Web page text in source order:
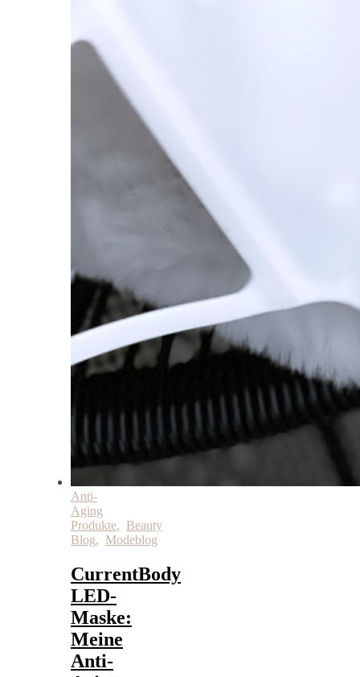
Anti-
Aging
Produkte, Beauty
Blog, Modeblog
CurrentBody
LED-
Maske:
Meine
Anti-